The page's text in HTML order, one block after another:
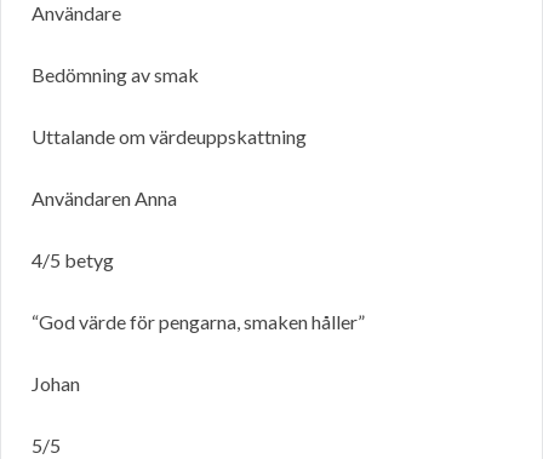
Användare
Bedömning av smak
Uttalande om värdeuppskattning
Användaren Anna
4/5 betyg
“God värde för pengarna, smaken håller”
Johan
5/5